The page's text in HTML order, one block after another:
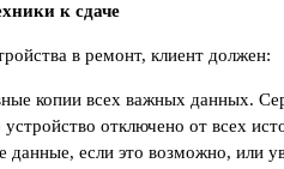
к сдаче
в ремонт, клиент должен:
копии всех важных данных.
отключено от всех
данные, если это возможно, или